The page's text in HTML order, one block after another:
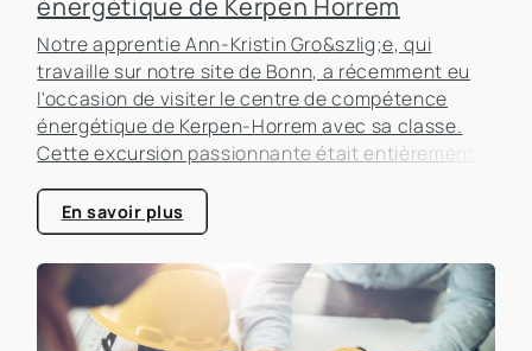
Notre apprentie Ann-Kristin Gro&szlig;e, qui
travaille sur notre site de Bonn, a récemment eu
l'occasion de visiter le centre de compétence
énergétique de Kerpen-Horrem avec sa classe.
Cette excursion passionnante était entièrement
bâtiments, un sujet qui prend de plus en plus
d'importance dans le secteur immobilier.
En savoir plus